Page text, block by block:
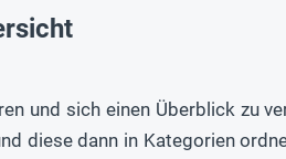
und sich einen Überblick zu
diese dann in Kategorien